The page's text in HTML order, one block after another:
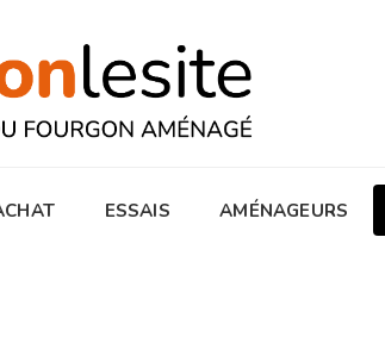
ESSAIS AMÉNAGEURS